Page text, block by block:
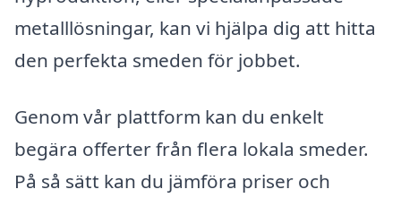
metalllösningar, kan vi hjälpa dig att hitta
den perfekta smeden för jobbet.
Genom vår plattform kan du enkelt
begära offerter från flera lokala smeder.
På så sätt kan du jämföra priser och